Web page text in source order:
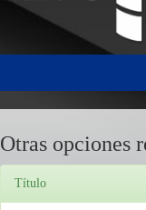
Otras opciones
Título